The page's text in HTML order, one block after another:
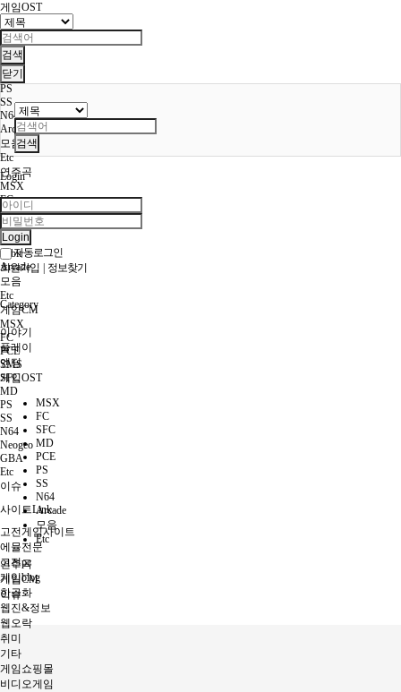
게임OST
MSX
FC
SFC
MD
PCE
PS
SS
N64
Arcade
모음
Etc
연주곡
MSX
FC
PCE
SFC
MD
32bit
Arcade
모음
Etc
게임CM
MSX
FC
PCE
SMS
SFC
MD
PS
SS
N64
Neogeo
GBA
Etc
이슈
사이트Link
고전게임사이트
에뮬전문
고전pc
게임blog
한글화
웹진&정보
웹오락
취미
기타
게임쇼핑몰
비디오게임
검색
닫기
검색
Login
Login
자동로그인
회원가입
정보찾기
Category
이야기
플레이
엔딩
게임OST
MSX
FC
SFC
MD
PCE
PS
SS
N64
Arcade
모음
Etc
연주곡
게임CM
이슈